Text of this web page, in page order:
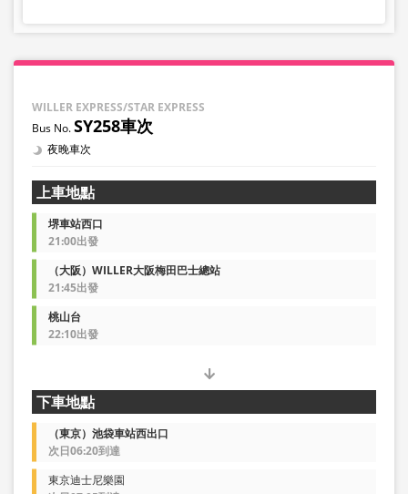
WILLER EXPRESS/STAR EXPRESS
SY258車次
夜晚車次
上車地點
堺車站西口
21:00出發
（大阪）WILLER大阪梅田巴士總站
21:45出發
桃山台
22:10出發
下車地點
（東京）池袋車站西出口
次日06:20到達
東京迪士尼樂園